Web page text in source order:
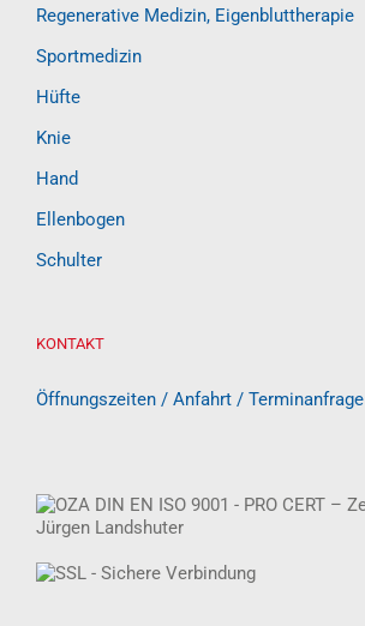
Regenerative Medizin, Eigenbluttherapie
Sportmedizin
Hüfte
Knie
Hand
Ellenbogen
Schulter
KONTAKT
Öffnungszeiten / Anfahrt / Terminanfrage